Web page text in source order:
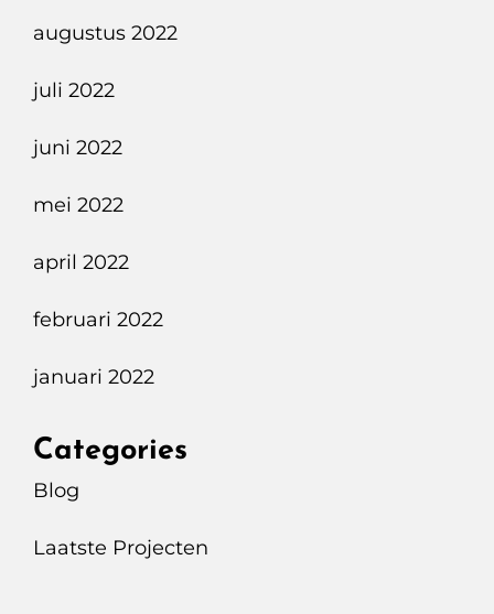
augustus 2022
juli 2022
juni 2022
mei 2022
april 2022
februari 2022
januari 2022
Categories
Blog
Laatste Projecten